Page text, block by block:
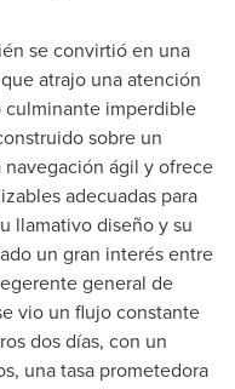
se convirtió en una
atrajo una atención
imperdible
sobre un
ágil y ofrece
adecuadas para
llamativo diseño y su
un gran interés entre
general de
vio un flujo constante
dos días, con un
una tasa prometedora